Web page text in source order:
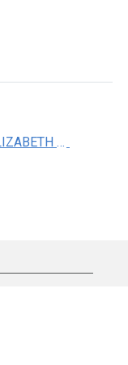
DRA. ELIZABETH MALDONADO ALVARADO